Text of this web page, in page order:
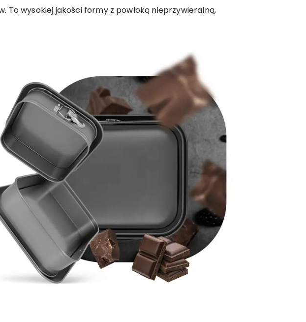
To wysokiej jakości formy z powłoką nieprzywieralną,